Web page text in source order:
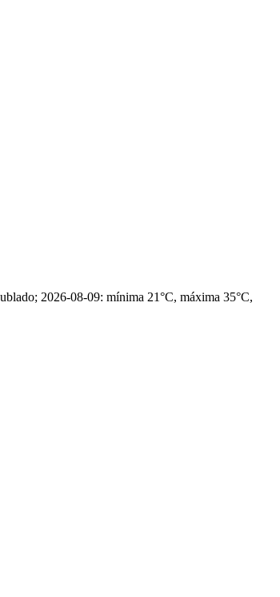
2026-08-09: mínima 21°C, máxima 35°C,